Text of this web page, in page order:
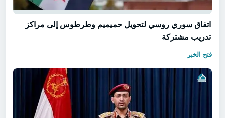
اتفاق سوري روسي لتحويل حميميم وطرطوس إلى مراكز
تدريب مشتركة
فتح الخبر